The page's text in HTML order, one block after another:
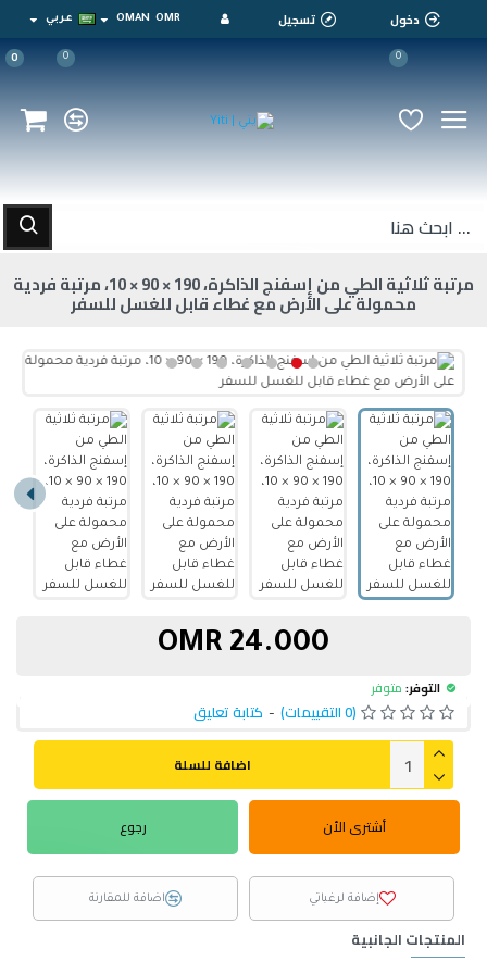
دخول تسجيل OMR
OMAN عربي
0
0
0
مرتبة ثلاثية الطي من إسفنج الذاكرة، 190 × 90 × 10، مرتبة فردية
محمولة على الأرض مع غطاء قابل للغسل للسفر
التوفر: متوفر
(0 التقييمات) - كتابة تعليق
24.000 OMR
اضافة للسلة
أشترى الأن رجوع
إضافة لرغباتي اضافة للمقارنة
المنتجات الجانبية